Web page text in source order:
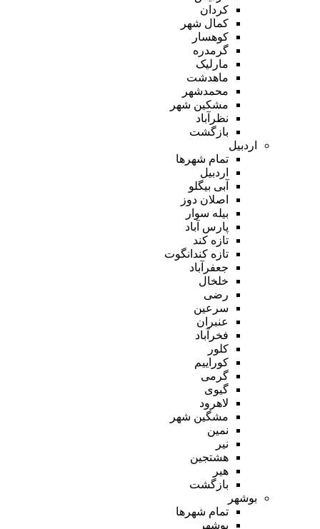
کردان
کمال شهر
کوهسار
گرمدره
مارلیک
ماهدشت
محمدشهر
مشکین شهر
نظرآباد
بازگشت
اردبیل
تمام شهر‌ها
اردبیل
آبی بیگلو
اصلان دوز
بیله سوار
پارس آباد
تازه کند
تازه کندانگوت
جعفرآباد
خلخال
رضی
سرعین
عنبران
فخرآباد
کلور
کوراییم
گرمی
گیوی
لاهرود
مشگین شهر
نمین
نیر
هشتجین
هیر
بازگشت
بوشهر
تمام شهر‌ها
بوشهر